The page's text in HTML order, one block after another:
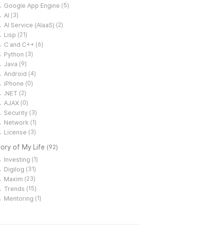
Google App Engine (5)
AI (3)
AI Service (AIaaS) (2)
Lisp (21)
C and C++ (6)
Python (3)
Java (9)
Android (4)
iPhone (0)
.NET (2)
AJAX (0)
Security (3)
Network (1)
License (3)
of My Life (92)
Investing (1)
Digilog (31)
Maxim (23)
Trends (15)
Mentoring (1)